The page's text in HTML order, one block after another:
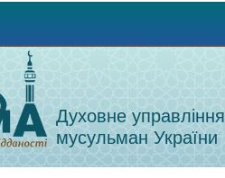
Духовне управління
мусульман України